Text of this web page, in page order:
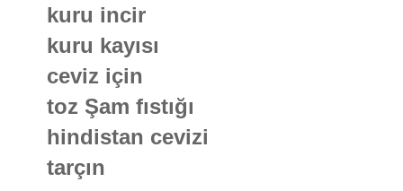
kuru incir
kuru kayısı
ceviz için
toz Şam fıstığı
hindistan cevizi
tarçın